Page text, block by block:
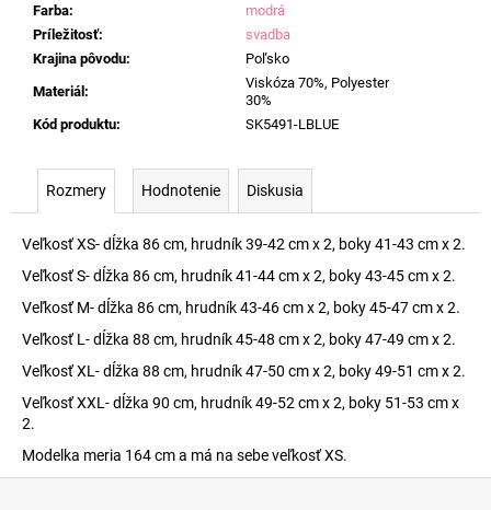
Farba:
modrá
Príležitosť:
svadba
Krajina pôvodu:
Poľsko
Materiál :
Viskóza 70%, Polyester
30%
Kód produktu: SK5491-LBLUE
Rozmery Hodnotenie Diskusia
Veľkosť XS- dĺžka 86 cm, hrudník 39-42 cm x 2, boky 41-43 cm x 2.
Veľkosť S- dĺžka 86 cm, hrudník 41-44 cm x 2, boky 43-45 cm x 2.
Veľkosť M- dĺžka 86 cm, hrudník 43-46 cm x 2, boky 45-47 cm x 2.
Veľkosť L- dĺžka 88 cm, hrudník 45-48 cm x 2, boky 47-49 cm x 2.
Veľkosť XL- dĺžka 88 cm, hrudník 47-50 cm x 2, boky 49-51 cm x 2.
Veľkosť XXL- dĺžka 90 cm, hrudník 49-52 cm x 2, boky 51-53 cm x
2.
Modelka meria 164 cm a má na sebe veľkosť XS.